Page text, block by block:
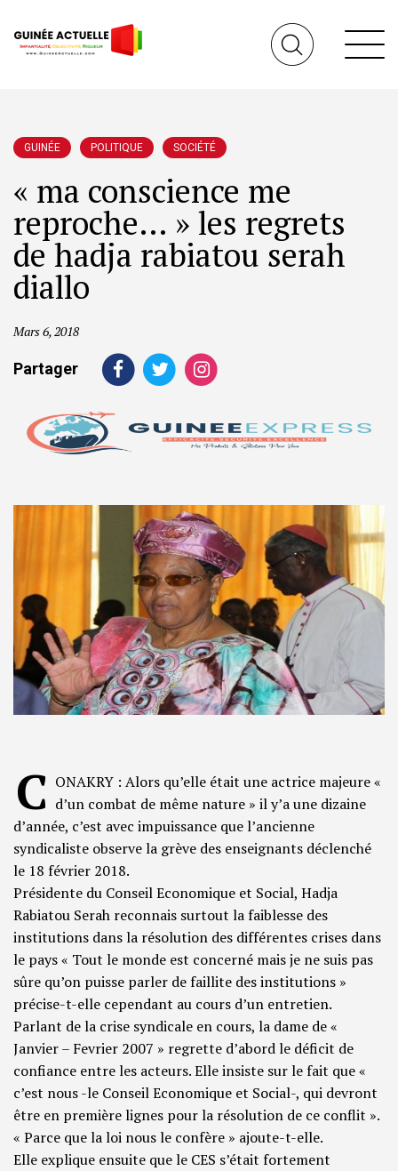
GUINÉE POLITIQUE SOCIÉTÉ
« ma conscience me
reproche… » les regrets
de hadja rabiatou serah
diallo
Mars 6, 2018
Partager
C ONAKRY : Alors qu’elle était une actrice majeure «
d’un combat de même nature » il y’a une dizaine
d’année, c’est avec impuissance que l’ancienne
syndicaliste observe la grève des enseignants déclenché
le 18 février 2018.
Présidente du Conseil Economique et Social, Hadja
Rabiatou Serah reconnais surtout la faiblesse des
institutions dans la résolution des différentes crises dans
le pays « Tout le monde est concerné mais je ne suis pas
sûre qu’on puisse parler de faillite des institutions »
précise-t-elle cependant au cours d’un entretien.
Parlant de la crise syndicale en cours, la dame de «
Janvier – Fevrier 2007 » regrette d’abord le déficit de
confiance entre les acteurs. Elle insiste sur le fait que «
c’est nous -le Conseil Economique et Social-, qui devront
être en première lignes pour la résolution de ce conflit ».
« Parce que la loi nous le confère » ajoute-t-elle.
Elle explique ensuite que le CES s’était fortement